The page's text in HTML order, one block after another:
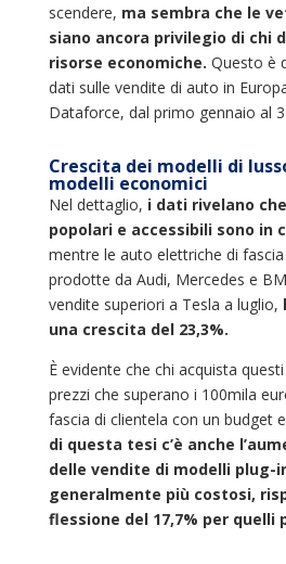
scendere, ma sembra che le
siano ancora privilegio di chi
risorse economiche. Questo è
dati sulle vendite di auto in
Dataforce, dal primo gennaio al
Crescita dei modelli di
modelli economici
Nel dettaglio, i dati rivelano
popolari e accessibili sono in
mentre le auto elettriche di
prodotte da Audi, Mercedes e
vendite superiori a Tesla a luglio,
una crescita del 23,3%.
È evidente che chi acquista
prezzi che superano i 100mila
fascia di clientela con un budget
di questa tesi c’è anche
delle vendite di modelli plug-
generalmente più costosi,
flessione del 17,7% per quelli